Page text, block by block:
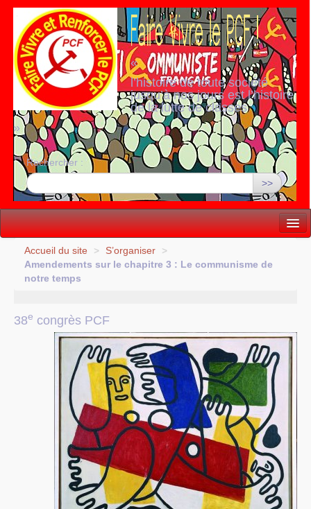
«
l’histoire de toute société
jusqu’à nos jours est l’histoire
de la lutte de classes
»
Rechercher :
>>
Vie politique
Lutter, Unir...
S’organiser
Comprendre...
Accueil du site > S’organiser
>
Amendements sur le chapitre 3 : Le communisme de
notre temps
38e congrès PCF